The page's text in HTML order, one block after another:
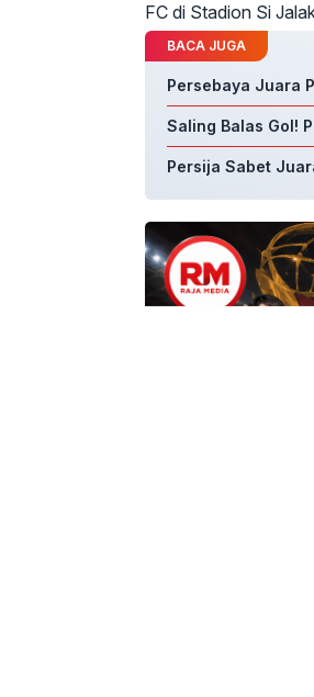
FC di Stadion Si
BACA JUGA
Persebaya Juara
Saling Balas Gol!
Persija Sabet